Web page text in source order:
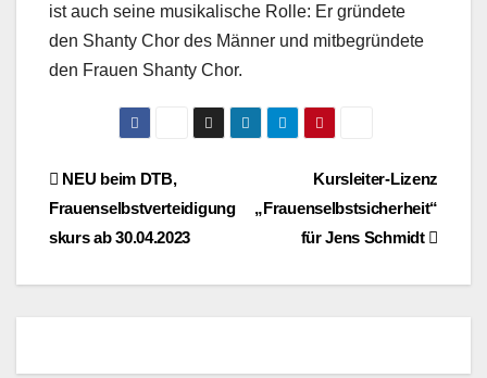
ist auch seine musikalische Rolle: Er gründete
den Shanty Chor des Männer und mitbegründete
den Frauen Shanty Chor.
BeitragsnavigationKursleiter-Lizenz
„Frauenselbstsicherheit“
für Jens Schmidt
NEU beim DTB,
Frauenselbstverteidigung
skurs ab 30.04.2023